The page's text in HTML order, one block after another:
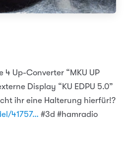
4 Up-Converter “MKU UP
Display “KU EDPU 5.0”
ihr eine Halterung hierfür!?
41757… #3d #hamradio